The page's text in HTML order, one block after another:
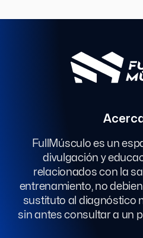
FullMúsculo es un
divulgación y
relacionados con la
entrenamiento, no
sustituto al diagnóstico
sin antes consultar a un